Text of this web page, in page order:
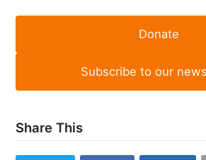
Donate
Subscribe to our
Share This